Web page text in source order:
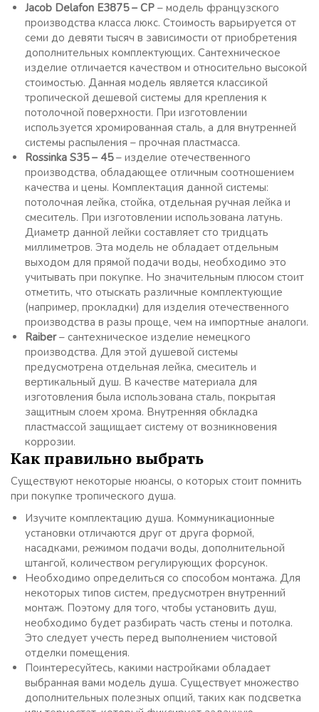
Jacob Delafon E3875 – CP – модель французского
производства класса люкс. Стоимость варьируется от
семи до девяти тысяч в зависимости от приобретения
дополнительных комплектующих. Сантехническое
изделие отличается качеством и относительно высокой
стоимостью. Данная модель является классикой
тропической дешевой системы для крепления к
потолочной поверхности. При изготовлении
используется хромированная сталь, а для внутренней
системы распыления – прочная пластмасса.
Rossinka S35 – 45– изделие отечественного
производства, обладающее отличным соотношением
качества и цены. Комплектация данной системы:
потолочная лейка, стойка, отдельная ручная лейка и
смеситель. При изготовлении использована латунь.
Диаметр данной лейки составляет сто тридцать
миллиметров. Эта модель не обладает отдельным
выходом для прямой подачи воды, необходимо это
учитывать при покупке. Но значительным плюсом стоит
отметить, что отыскать различные комплектующие
(например, прокладки) для изделия отечественного
производства в разы проще, чем на импортные аналоги.
Raiber– сантехническое изделие немецкого
производства. Для этой душевой системы
предусмотрена отдельная лейка, смеситель и
вертикальный душ. В качестве материала для
изготовления была использована сталь, покрытая
защитным слоем хрома. Внутренняя обкладка
пластмассой защищает систему от возникновения
коррозии.
Как правильно выбрать
Существуют некоторые нюансы, о которых стоит помнить
при покупке тропического душа.
Изучите комплектацию душа. Коммуникационные
установки отличаются друг от друга формой,
насадками, режимом подачи воды, дополнительной
штангой, количеством регулирующих форсунок.
Необходимо определиться со способом монтажа. Для
некоторых типов систем, предусмотрен внутренний
монтаж. Поэтому для того, чтобы установить душ,
необходимо будет разбирать часть стены и потолка.
Это следует учесть перед выполнением чистовой
отделки помещения.
Поинтересуйтесь, какими настройками обладает
выбранная вами модель душа. Существует множество
дополнительных полезных опций, таких как подсветка